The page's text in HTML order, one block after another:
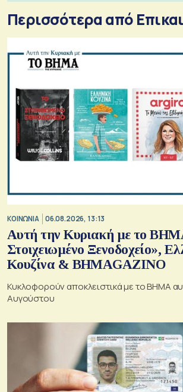
Περισσότερα από
ΚΟΙΝΩΝΙΑ 06.08.2026, 13:13
Αυτή την Κυριακή με το
Στοιχειωμένο Ξενοδοχείο»,
Κουζίνα & ΒΗΜΑGAZINO
Κυκλοφορούν αποκλειστικά με το ΒΗΜΑ
Αυγούστου